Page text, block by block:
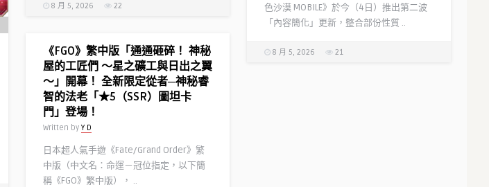
8 月 5, 2026 22
色沙漠 MOBILE》於今（4日）推出第二波
「內容簡化」更新，整合部份性質 ..
8 月 5, 2026 21
《FGO》繁中版「通通砸碎！ 神秘
屋的工匠們 ～星之礦工與日出之翼
～」開幕！ 全新限定從者─神秘睿
智的法老「★5（SSR）圖坦卡
門」登場！
Written by Y D
日本超人氣手遊《Fate/Grand Order》繁
中版（中文名：命運－冠位指定，以下簡
稱《FGO》繁中版）， ..